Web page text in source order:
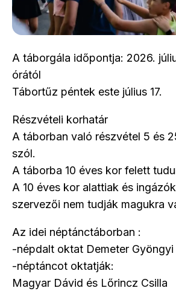
A táborgála időpontja: 2026.
órától
Tábortűz péntek este július 17.
Részvételi korhatár
A táborban való részvétel 5 és
szól.
A táborba 10 éves kor felett
A 10 éves kor alattiak és
szervezői nem tudják magukra
Az idei néptánctáborban :
-népdalt oktat Demeter Gyöngyi
-néptáncot oktatják:
Magyar Dávid és Lőrincz Csilla